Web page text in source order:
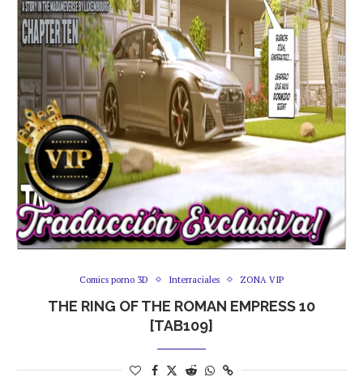
Comics porno 3D Interraciales ZONA VIP
THE RING OF THE ROMAN EMPRESS 10
[TAB109]